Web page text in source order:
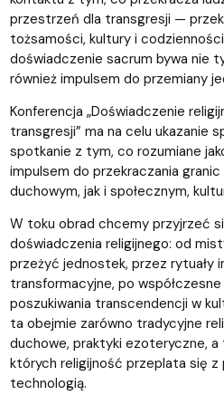
przestrzeń dla transgresji —
tożsamości, kultury i
doświadczenie sacrum bywa nie
również impulsem do przemiany
Konferencja „Doświadczenie
transgresji” ma na celu ukazanie
spotkanie z tym, co rozumiane
impulsem do przekraczania
duchowym, jak i społecznym,
W toku obrad chcemy przyjrzeć
doświadczenia religijnego: od
przeżyć jednostek, przez rytuały
transformacyjne, po
poszukiwania transcendencji w
ta obejmie zarówno tradycyjne
duchowe, praktyki ezoteryczne, a
których religijność przeplata się
technologią.